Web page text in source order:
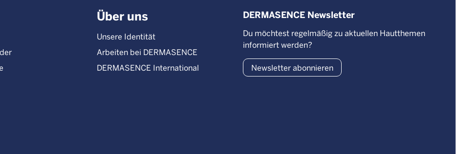
Über uns
Unsere Identität
Arbeiten bei DERMASENCE
DERMASENCE International
DERMASENCE Newsletter
Du möchtest regelmäßig zu aktuellen Hautthemen
informiert werden?
Newsletter abonnieren